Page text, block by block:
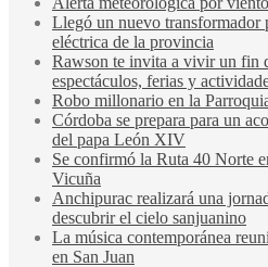
Llegó un nuevo transformador
eléctrica de la provincia
Rawson te invita a vivir un fin
espectáculos, ferias y
Robo millonario en la
Córdoba se prepara para un
del papa León XIV
Se confirmó la Ruta 40 Norte
Vicuña
Anchipurac realizará una
descubrir el cielo sanjuanino
La música contemporánea
en San Juan